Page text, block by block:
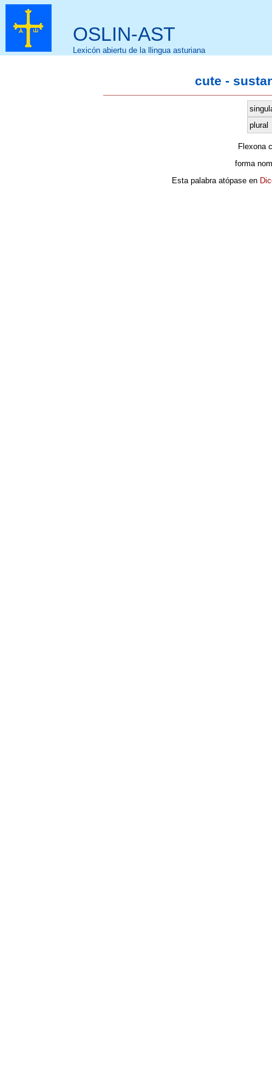
OSLIN-AST
Lexicón abiertu de la llingua asturiana
cute -
plural
Flexona
forma
Esta palabra atópase en